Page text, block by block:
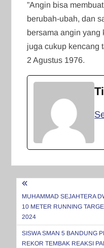
”Angin bisa
berubah-ubah, dan
bersama angin yang
juga cukup kencang
2 Agustus 1976.
Navigasi
pos
MUHAMMAD SEJAHTERA
10 METER RUNNING
2024
SISWA SMAN 5 BANDUNG
REKOR TEMBAK REAKSI